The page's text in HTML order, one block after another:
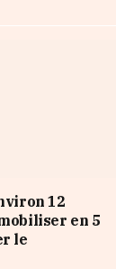
12
en 5
le